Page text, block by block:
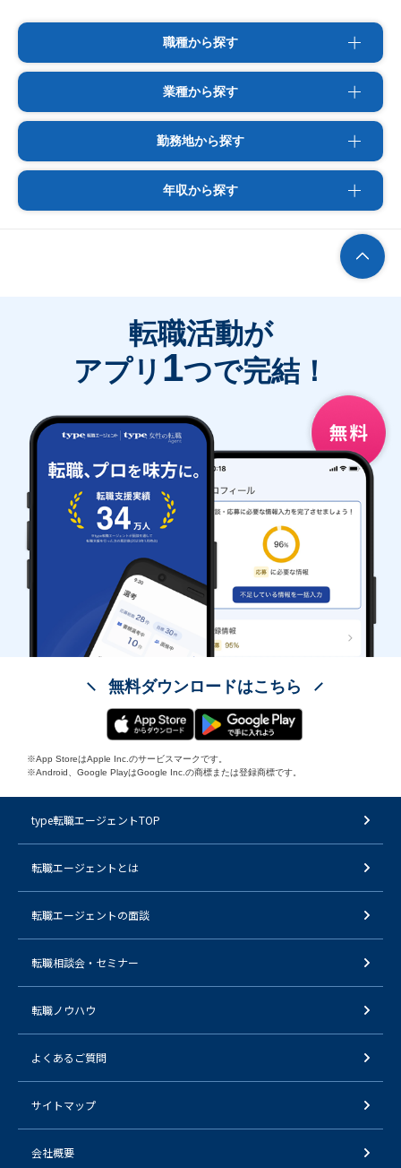
職種から探す
業種から探す
勤務地から探す
年収から探す
転職活動が
アプリ 1つで完結！
無料ダウンロードはこちら
※App StoreはApple Inc.のサービスマークです。
※Android、Google PlayはGoogle Inc.の商標または登録商標です。
type転職エージェントTOP
転職エージェントとは
転職エージェントの面談
転職相談会・セミナー
転職ノウハウ
よくあるご質問
サイトマップ
会社概要